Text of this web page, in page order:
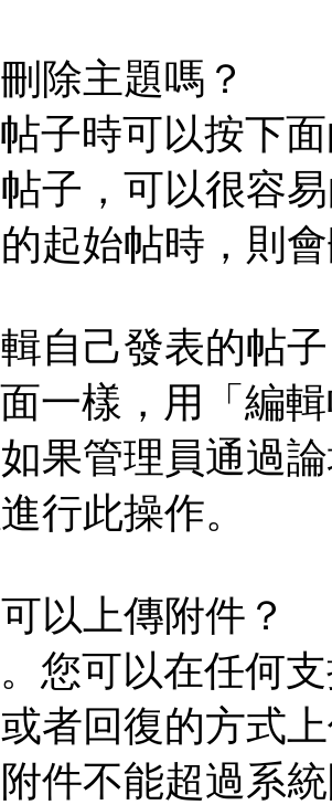
除主題嗎？
子時可以按下
子，可以很容
起始帖時，則
自己發表的帖
一樣，用「編
果管理員通過
行此操作。
以上傳附件？
您可以在任何
者回復的方式
件不能超過系